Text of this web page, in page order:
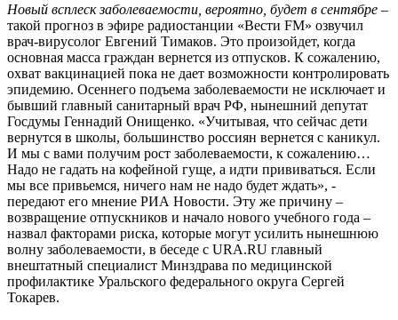
Новый всплеск заболеваемости, вероятно, будет в сентябре –
такой прогноз в эфире радиостанции «Вести FM» озвучил
врач-вирусолог Евгений Тимаков. Это произойдет, когда
основная масса граждан вернется из отпусков. К сожалению,
охват вакцинацией пока не дает возможности контролировать
эпидемию. Осеннего подъема заболеваемости не исключает и
бывший главный санитарный врач РФ, нынешний депутат
Госдумы Геннадий Онищенко. «Учитывая, что сейчас дети
вернутся в школы, большинство россиян вернется с каникул.
И мы с вами получим рост заболеваемости, к сожалению…
Надо не гадать на кофейной гуще, а идти прививаться. Если
мы все привьемся, ничего нам не надо будет ждать», -
передают его мнение РИА Новости. Эту же причину –
возвращение отпускников и начало нового учебного года –
назвал факторами риска, которые могут усилить нынешнюю
волну заболеваемости, в беседе с URA.RU главный
внештатный специалист Минздрава по медицинской
профилактике Уральского федерального округа Сергей
Токарев.